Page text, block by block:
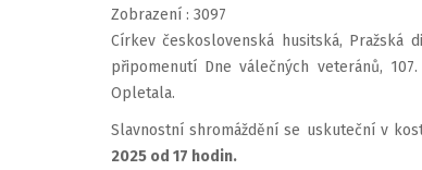
Zobrazení : 3097
Církev československá husitská, Pražská
připomenutí Dne válečných veteránů,
Opletala.
Slavnostní shromáždění se uskuteční v
2025 od 17 hodin.